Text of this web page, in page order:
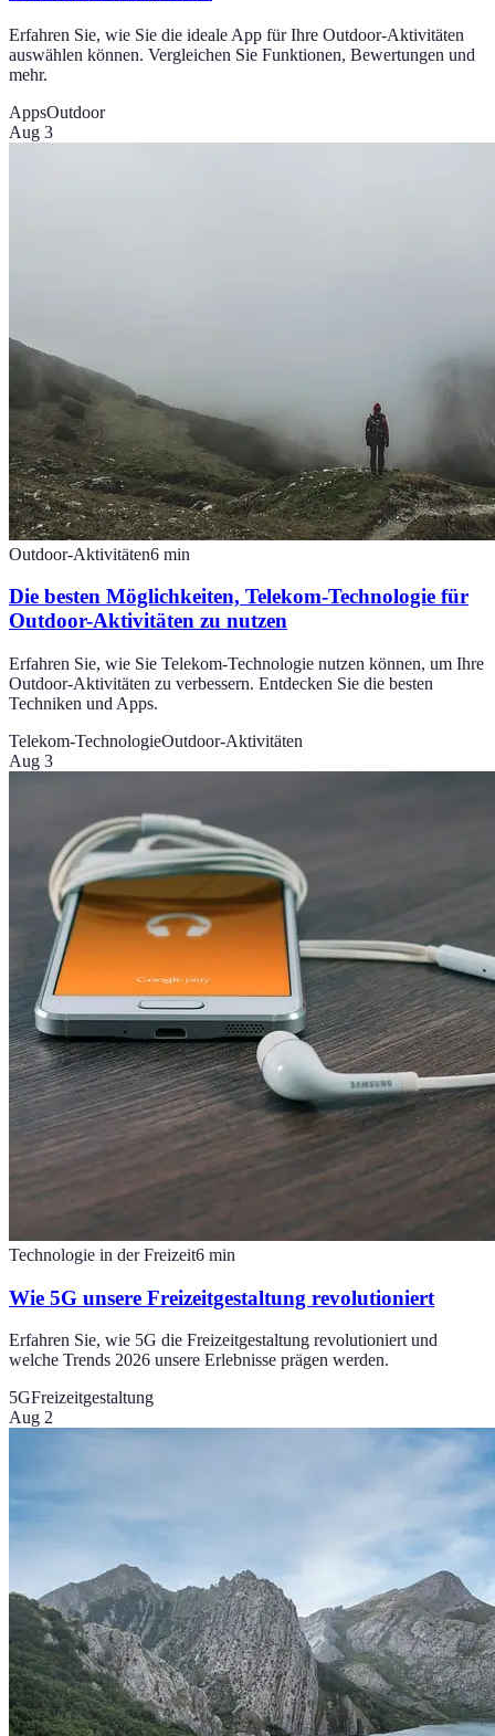
Erfahren Sie, wie Sie die ideale App für Ihre Outdoor-Aktivitäten
auswählen können. Vergleichen Sie Funktionen, Bewertungen und
mehr.
AppsOutdoor
Aug 3
Outdoor-Aktivitäten6 min
Die besten Möglichkeiten, Telekom-Technologie für
Outdoor-Aktivitäten zu nutzen
Erfahren Sie, wie Sie Telekom-Technologie nutzen können, um Ihre
Outdoor-Aktivitäten zu verbessern. Entdecken Sie die besten
Techniken und Apps.
Telekom-TechnologieOutdoor-Aktivitäten
Aug 3
Technologie in der Freizeit6 min
Wie 5G unsere Freizeitgestaltung revolutioniert
Erfahren Sie, wie 5G die Freizeitgestaltung revolutioniert und
welche Trends 2026 unsere Erlebnisse prägen werden.
5GFreizeitgestaltung
Aug 2